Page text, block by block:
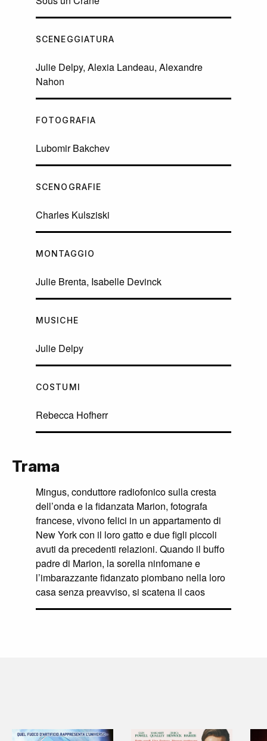
SCENEGGIATURA
Julie Delpy, Alexia Landeau, Alexandre
Nahon
FOTOGRAFIA
Lubomir Bakchev
SCENOGRAFIE
Charles Kulsziski
MONTAGGIO
Julie Brenta, Isabelle Devinck
MUSICHE
Julie Delpy
COSTUMI
Rebecca Hofherr
Trama
Mingus, conduttore radiofonico sulla cresta
dell’onda e la fidanzata Marion, fotografa
francese, vivono felici in un appartamento di
New York con il loro gatto e due figli piccoli
avuti da precedenti relazioni. Quando il buffo
padre di Marion, la sorella ninfomane e
l’imbarazzante fidanzato piombano nella loro
casa senza preavviso, si scatena il caos